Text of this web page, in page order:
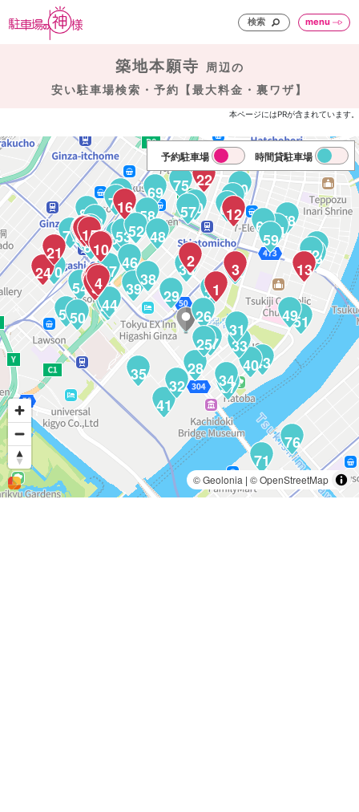
検索 menu
築地本願寺
周辺の
安い駐車場検索・予約【最大料金・裏ワザ】
本ページにはPRが含まれています。
82
81
80
79
78
77
76
75
74
73
72
71
70
69
68
67
66
65
64
63
62
61
60
59
58 57
56
55
54
5352
51
50 49
48
47 46
45
44
43
42
41
40
3938
37
36
35 34
33
32
31
30
29
28
27
26
25
24
23
22
21
20
19
18
17
16
15
14
13
12
11
10
9
8
76
54
3
2
1
予約駐車場 時間貸駐車場